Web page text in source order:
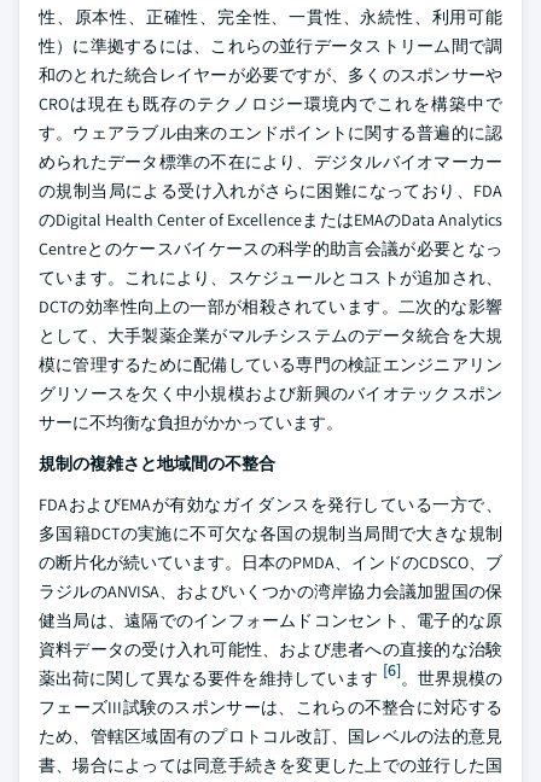
性、原本性、正確性、完全性、一貫性、永続性、利用可能
性）に準拠するには、これらの並行データストリーム間で調
和のとれた統合レイヤーが必要ですが、多くのスポンサーや
CROは現在も既存のテクノロジー環境内でこれを構築中で
す。ウェアラブル由来のエンドポイントに関する普遍的に認
められたデータ標準の不在により、デジタルバイオマーカー
の規制当局による受け入れがさらに困難になっており、FDA
のDigital Health Center of ExcellenceまたはEMAのData Analytics
Centreとのケースバイケースの科学的助言会議が必要となっ
ています。これにより、スケジュールとコストが追加され、
DCTの効率性向上の一部が相殺されています。二次的な影響
として、大手製薬企業がマルチシステムのデータ統合を大規
模に管理するために配備している専門の検証エンジニアリン
グリソースを欠く中小規模および新興のバイオテックスポン
サーに不均衡な負担がかかっています。
規制の複雑さと地域間の不整合
FDAおよびEMAが有効なガイダンスを発行している一方で、
多国籍DCTの実施に不可欠な各国の規制当局間で大きな規制
の断片化が続いています。日本のPMDA、インドのCDSCO、ブ
ラジルのANVISA、およびいくつかの湾岸協力会議加盟国の保
健当局は、遠隔でのインフォームドコンセント、電子的な原
資料データの受け入れ可能性、および患者への直接的な治験
薬出荷に関して異なる要件を維持しています [6]。世界規模の
フェーズIII試験のスポンサーは、これらの不整合に対応する
ため、管轄区域固有のプロトコル改訂、国レベルの法的意見
書、場合によっては同意手続きを変更した上での並行した国